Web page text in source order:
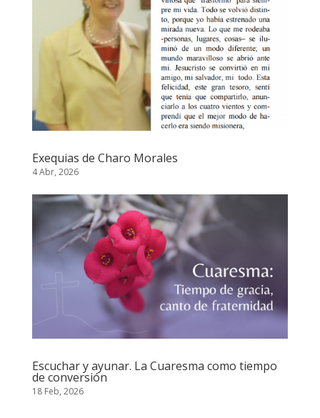
Exequias de Charo Morales
4 Abr, 2026
Escuchar y ayunar. La Cuaresma como tiempo
de conversión
18 Feb, 2026